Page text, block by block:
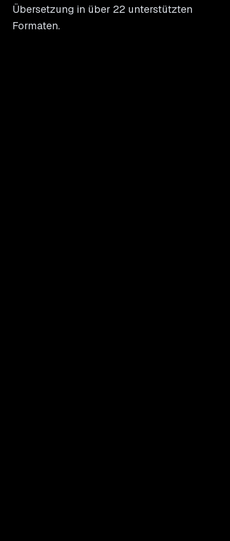
Übersetzung in über 22 unterstützten
Formaten.